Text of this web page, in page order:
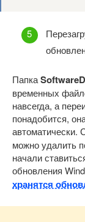
Папка
временных
навсегда, а
понадобится,
автоматически.
можно удалить
начали
обновления
хранятся